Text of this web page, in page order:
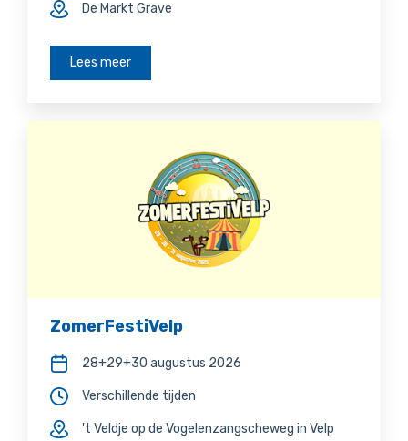
De Markt Grave
Lees meer
ZomerFestiVelp
28+29+30 augustus 2026
Verschillende tijden
't Veldje op de Vogelenzangscheweg in Velp